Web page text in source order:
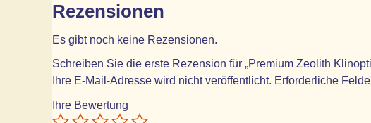
Rezensionen
Es gibt noch keine Rezensionen.
Schreiben Sie die erste Rezension für „Premium Zeolith
Ihre E-Mail-Adresse wird nicht veröffentlicht. Erforderliche
Ihre Bewertung